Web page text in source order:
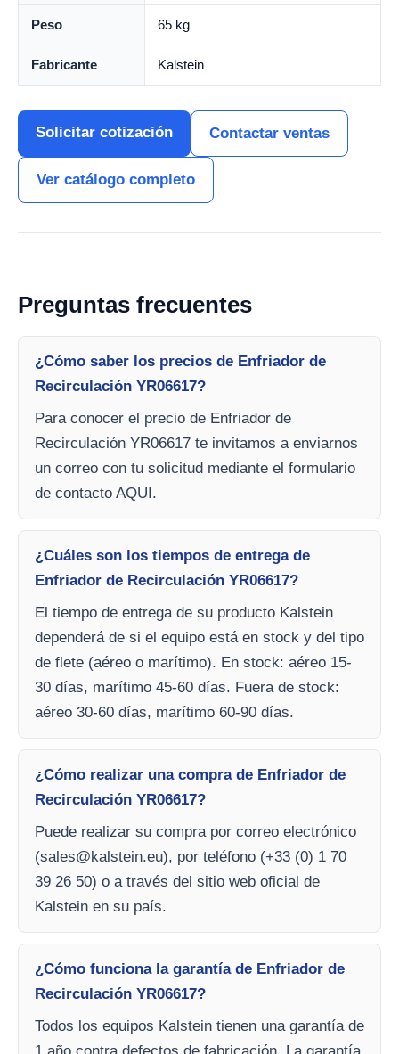
Peso 65 kg
Fabricante Kalstein
Solicitar cotización Contactar ventas
Ver catálogo completo
Preguntas frecuentes
¿Cómo saber los precios de Enfriador de
Recirculación YR06617?
Para conocer el precio de Enfriador de
Recirculación YR06617 te invitamos a enviarnos
un correo con tu solicitud mediante el formulario
de contacto AQUI.
¿Cuáles son los tiempos de entrega de
Enfriador de Recirculación YR06617?
El tiempo de entrega de su producto Kalstein
dependerá de si el equipo está en stock y del tipo
de flete (aéreo o marítimo). En stock: aéreo 15-
30 días, marítimo 45-60 días. Fuera de stock:
aéreo 30-60 días, marítimo 60-90 días.
¿Cómo realizar una compra de Enfriador de
Recirculación YR06617?
Puede realizar su compra por correo electrónico
(sales@kalstein.eu), por teléfono (+33 (0) 1 70
39 26 50) o a través del sitio web oficial de
Kalstein en su país.
¿Cómo funciona la garantía de Enfriador de
Recirculación YR06617?
Todos los equipos Kalstein tienen una garantía de